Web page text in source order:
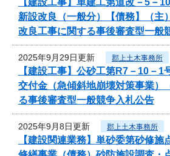
新設改良（一般分）【債務】（
改良工事に関する事後審査型一般
2025年9月29日更新 郡上土木事務所
【建設工事】公砂工第R7－10－
交付金（急傾斜地崩壊対策事業）
る事後審査型一般競争入札公告
2025年9月8日更新 郡上土木事務所
【建設関連業務】単砂委第砂修施